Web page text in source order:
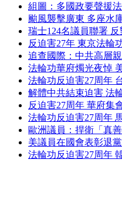
組圖：多國政要聲援
颱風襲擊廣東 多座水
瑞士124名議員聯署
反迫害27年 東京法輪
追查國際：中共高層
法輪功華府燭光夜悼
法輪功反迫害27周年
解體中共結束迫害 法
反迫害27周年 華府集
法輪功反迫害27周年
歐洲議員：捍衛「真
美議員在國會表彰退
法輪功反迫害27周年